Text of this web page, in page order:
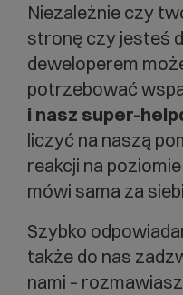
Niezależnie czy
stronę czy jesteś
deweloperem
potrzebować
i nasz super-
liczyć na naszą
reakcji na
mówi sama za
Szybko
także do nas
nami –